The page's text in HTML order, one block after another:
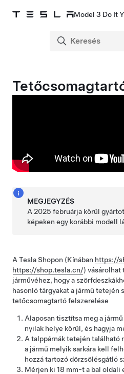
Model 3 Do It
MEGJEGYZÉS
A 2025 februárja körül
képeken egy korábbi modell
A Tesla Shopon (Kínában https://
https://shop.tesla.cn/) vásárolhat
járművéhez, hogy a
hasonló tárgyakat a jármű tetején
tetőcsomagtartó felszerelése
Alaposan tisztítsa meg a
nyilak helye körül, és hagyja
A talppárnák tetején található
a jármű melyik sarkára kell
hozzá tartozó dörzsölésgátló
Mérjen ki 18 mm-t a bal oldali